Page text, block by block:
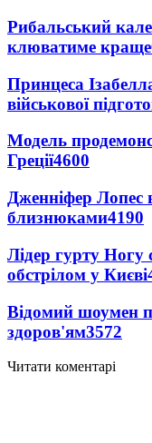
Рибальський
клюватиме краще
Принцеса
військової
Модель
Греції4600
Дженніфер Лопес
близнюками4190
Лідер гурту Ногу
обстрілом у Києві
Відомий шоумен
здоров'ям3572
Читати коментарі